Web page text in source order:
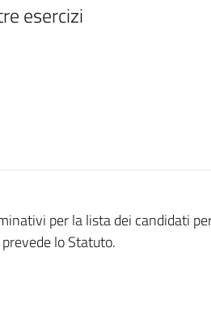
esercizi
per la lista dei candidati
lo Statuto.